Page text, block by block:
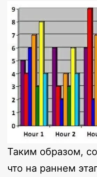
Таким образом,
что на раннем